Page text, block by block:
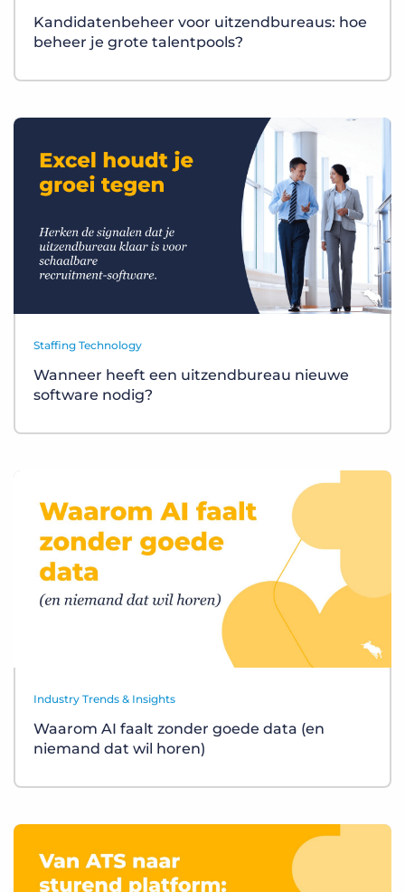
Kandidatenbeheer voor uitzendbureaus: hoe
beheer je grote talentpools?
Staffing Technology
Wanneer heeft een uitzendbureau nieuwe
software nodig?
Industry Trends & Insights
Waarom AI faalt zonder goede data (en
niemand dat wil horen)